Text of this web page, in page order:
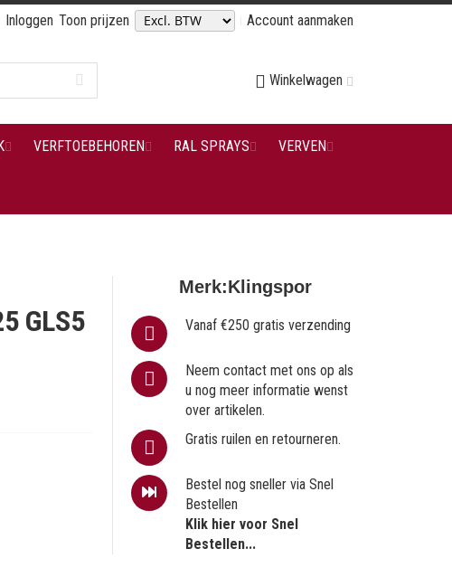
Inloggen Toon prijzen Account aanmaken
Winkelwagen
VERFTOEBEHOREN RAL SPRAYS VERVEN
GLS5
Merk:Klingspor
Vanaf €250 gratis verzending
Neem contact met ons op als
u nog meer informatie wenst
over artikelen.
Gratis ruilen en retourneren.
Bestel nog sneller via Snel
Bestellen
Klik hier voor Snel
Bestellen...